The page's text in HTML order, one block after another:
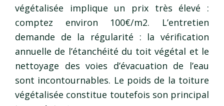
végétalisée implique un prix très élevé :
comptez environ 100€/m2. L’entretien
demande de la régularité : la vérification
annuelle de l’étanchéité du toit végétal et le
nettoyage des voies d’évacuation de l’eau
sont incontournables. Le poids de la toiture
végétalisée constitue toutefois son principal